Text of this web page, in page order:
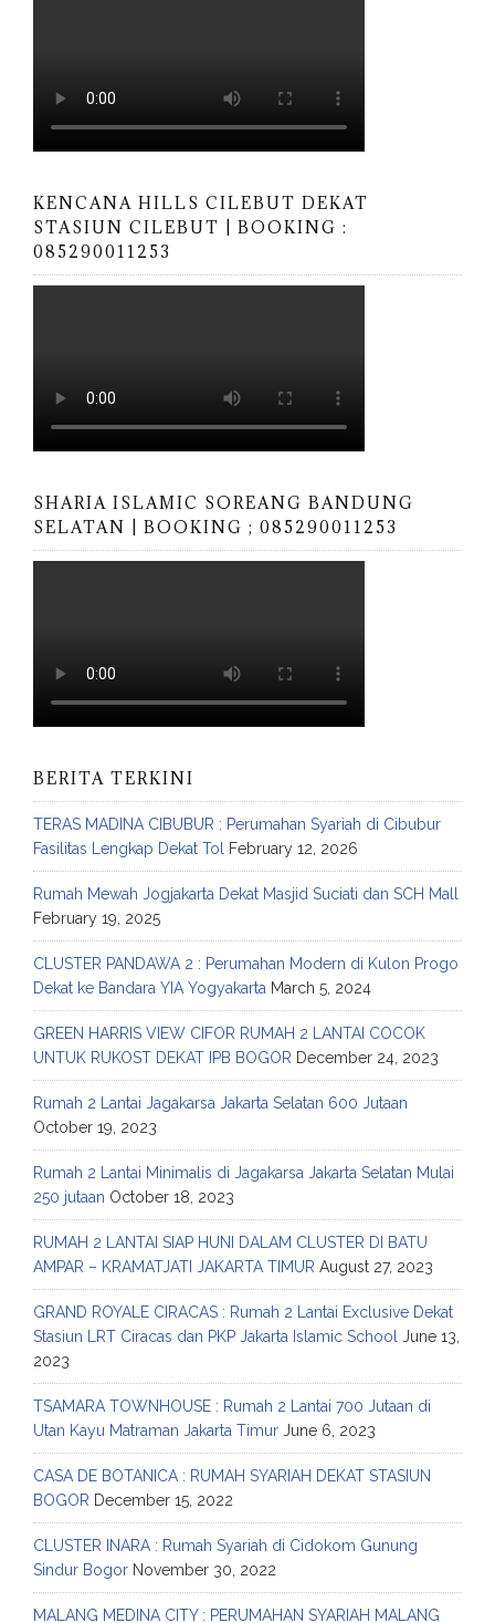
KENCANA HILLS CILEBUT DEKAT
STASIUN CILEBUT | BOOKING :
085290011253
SHARIA ISLAMIC SOREANG BANDUNG
SELATAN | BOOKING ; 085290011253
BERITA TERKINI
TERAS MADINA CIBUBUR : Perumahan Syariah di Cibubur
Fasilitas Lengkap Dekat Tol February 12, 2026
Rumah Mewah Jogjakarta Dekat Masjid Suciati dan SCH Mall
February 19, 2025
CLUSTER PANDAWA 2 : Perumahan Modern di Kulon Progo
Dekat ke Bandara YIA Yogyakarta March 5, 2024
GREEN HARRIS VIEW CIFOR RUMAH 2 LANTAI COCOK
UNTUK RUKOST DEKAT IPB BOGOR December 24, 2023
Rumah 2 Lantai Jagakarsa Jakarta Selatan 600 Jutaan
October 19, 2023
Rumah 2 Lantai Minimalis di Jagakarsa Jakarta Selatan Mulai
250 jutaan October 18, 2023
RUMAH 2 LANTAI SIAP HUNI DALAM CLUSTER DI BATU
AMPAR – KRAMATJATI JAKARTA TIMUR August 27, 2023
GRAND ROYALE CIRACAS : Rumah 2 Lantai Exclusive Dekat
Stasiun LRT Ciracas dan PKP Jakarta Islamic School June 13,
2023
TSAMARA TOWNHOUSE : Rumah 2 Lantai 700 Jutaan di
Utan Kayu Matraman Jakarta Timur June 6, 2023
CASA DE BOTANICA : RUMAH SYARIAH DEKAT STASIUN
BOGOR December 15, 2022
CLUSTER INARA : Rumah Syariah di Cidokom Gunung
Sindur Bogor November 30, 2022
MALANG MEDINA CITY : PERUMAHAN SYARIAH MALANG